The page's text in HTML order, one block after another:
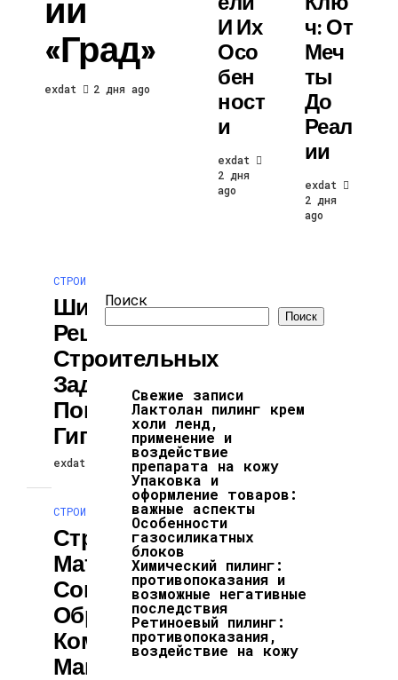
Ии
«Град»
exdat 2 дня ago
И Их
Осо
Бен
Ност
И
exdat
2 дня
ago
Ч: От
Меч
Ты
До
Реал
Ии
exdat
2 дня
ago
СТРОИТЕЛЬСТВО И РЕМОНТ
Широкий Спектр
Решаемых
Строительных
Задач С
Помощью
Гипсокартона
exdat 22.04.2026
СТРОИТЕЛЬСТВО И РЕМОНТ
Строительные
Материалы
Современного
Образца От
Компании ИП
Максимов
Поиск
Поиск
Свежие записи
Лактолан пилинг крем
холи ленд,
применение и
воздействие
препарата на кожу
Упаковка и
оформление товаров:
важные аспекты
Особенности
газосиликатных
блоков
Химический пилинг:
противопоказания и
возможные негативные
последствия
Ретиноевый пилинг:
противопоказания,
воздействие на кожу